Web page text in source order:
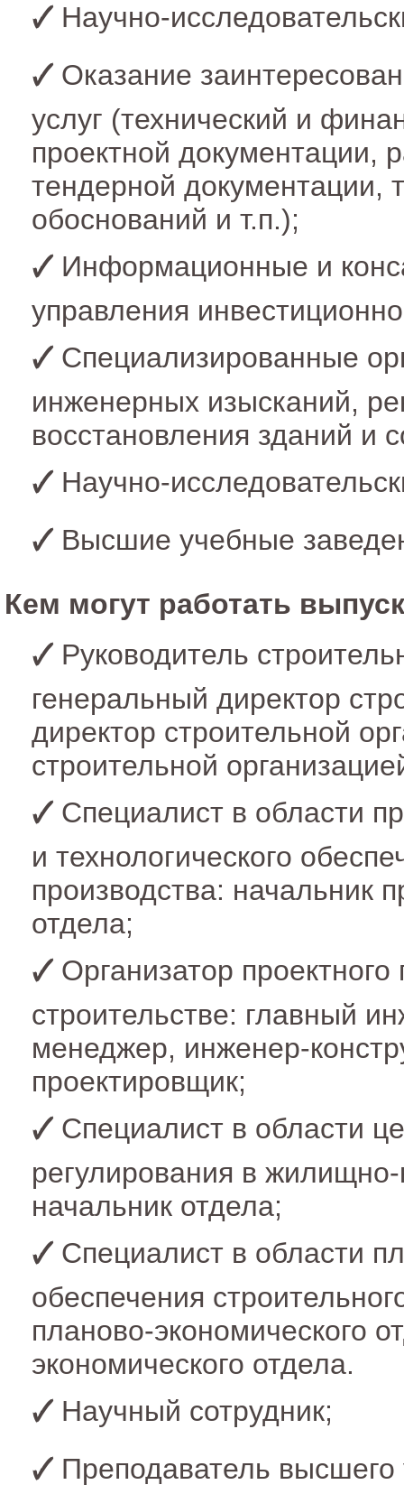
Научно-
Оказание
услуг (технический и
проектной документации,
тендерной документации,
обоснований и т.п.);
Информационные и
управления
Специализированные
инженерных изысканий,
восстановления зданий и
Научно-
Высшие учебные
Кем могут работать
Руководитель
генеральный директор
директор строительной
строительной
Специалист в области
и технологического
производства: начальник
отдела;
Организатор проектного
строительстве: главный
менеджер, инженер-
проектировщик;
Специалист в области
регулирования в
начальник отдела;
Специалист в области
обеспечения
планово-экономического
экономического отдела.
Научный сотрудник;
Преподаватель высшего